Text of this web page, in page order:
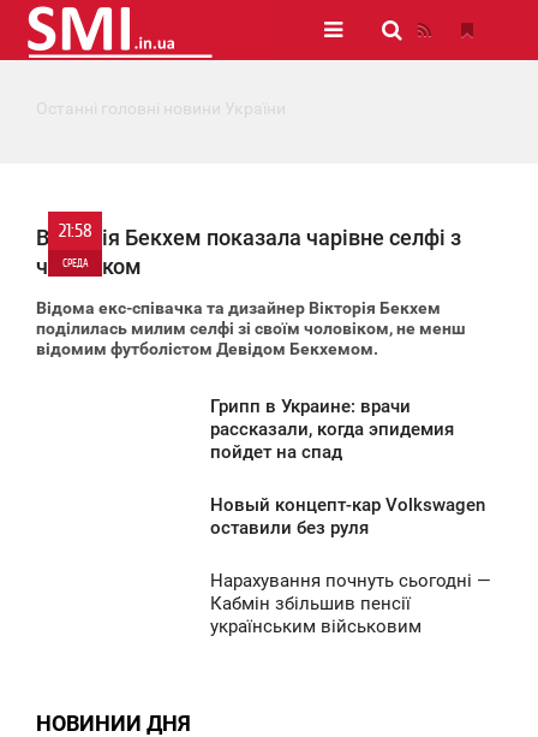
Останні головні новини України
21:58
СРЕДА
0
Вікторія Бекхем показала чарівне селфі з
чоловіком
Відома екс-співачка та дизайнер Вікторія Бекхем
поділилась милим селфі зі своїм чоловіком, не менш
відомим футболістом Девідом Бекхемом.
Грипп в Украине: врачи
рассказали, когда эпидемия
пойдет на спад
Новый концепт-кар Volkswagen
оставили без руля
Нарахування почнуть сьогодні —
Кабмін збільшив пенсії
українським військовим
НОВИНИИ ДНЯ